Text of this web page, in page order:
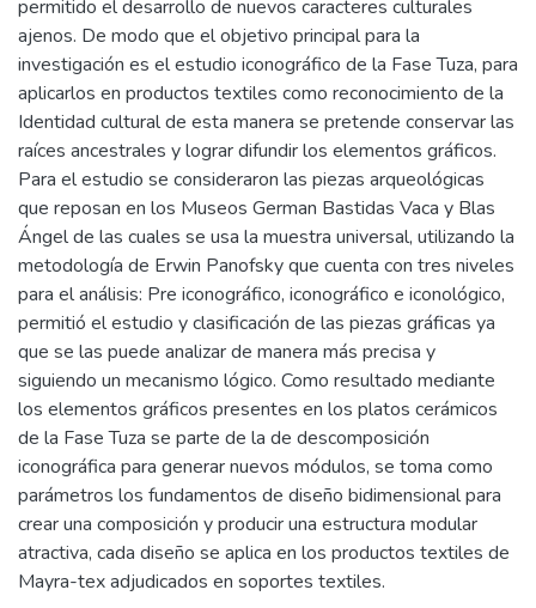
permitido el desarrollo de nuevos caracteres culturales
ajenos. De modo que el objetivo principal para la
investigación es el estudio iconográfico de la Fase Tuza, para
aplicarlos en productos textiles como reconocimiento de la
Identidad cultural de esta manera se pretende conservar las
raíces ancestrales y lograr difundir los elementos gráficos.
Para el estudio se consideraron las piezas arqueológicas
que reposan en los Museos German Bastidas Vaca y Blas
Ángel de las cuales se usa la muestra universal, utilizando la
metodología de Erwin Panofsky que cuenta con tres niveles
para el análisis: Pre iconográfico, iconográfico e iconológico,
permitió el estudio y clasificación de las piezas gráficas ya
que se las puede analizar de manera más precisa y
siguiendo un mecanismo lógico. Como resultado mediante
los elementos gráficos presentes en los platos cerámicos
de la Fase Tuza se parte de la de descomposición
iconográfica para generar nuevos módulos, se toma como
parámetros los fundamentos de diseño bidimensional para
crear una composición y producir una estructura modular
atractiva, cada diseño se aplica en los productos textiles de
Mayra-tex adjudicados en soportes textiles.